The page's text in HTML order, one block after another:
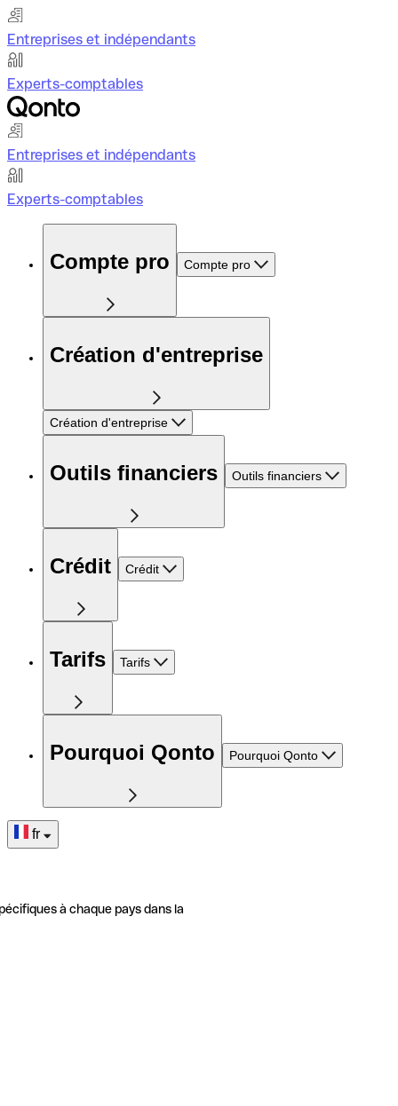
Entreprises et indépendants
Experts-comptables
Entreprises et indépendants
Experts-comptables
Compte pro Compte pro
Création d'entreprise
Création d'entreprise
Outils financiers Outils financiers
Crédit Crédit
Tarifs Tarifs
Pourquoi Qonto Pourquoi Qonto
fr
à chaque pays dans la